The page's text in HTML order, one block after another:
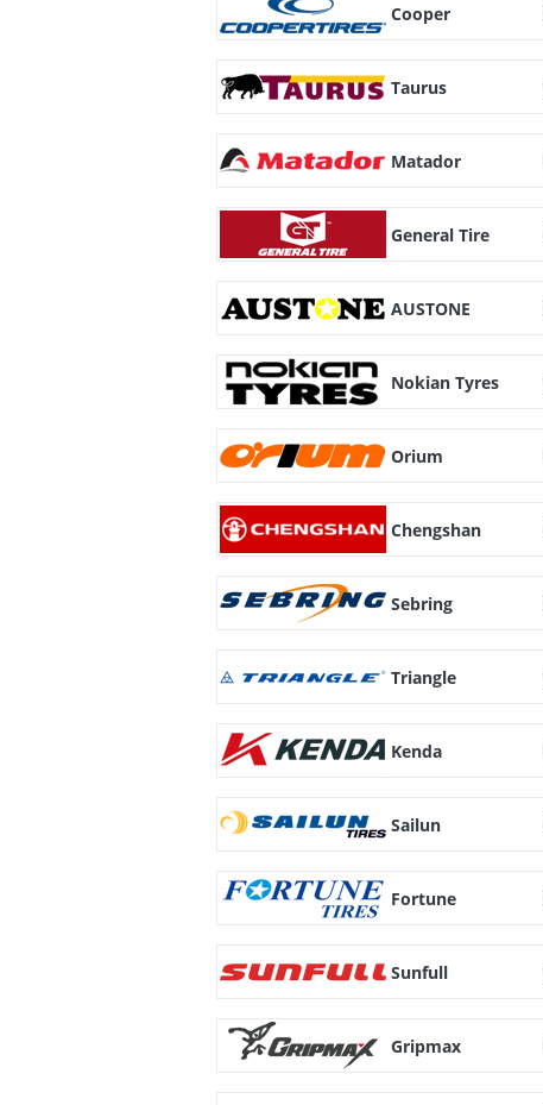
Cooper
Taurus
Matador
General Tire
AUSTONE
Nokian Tyres
Orium
Chengshan
Sebring
Triangle
Kenda
Sailun
Fortune
Sunfull
Gripmax